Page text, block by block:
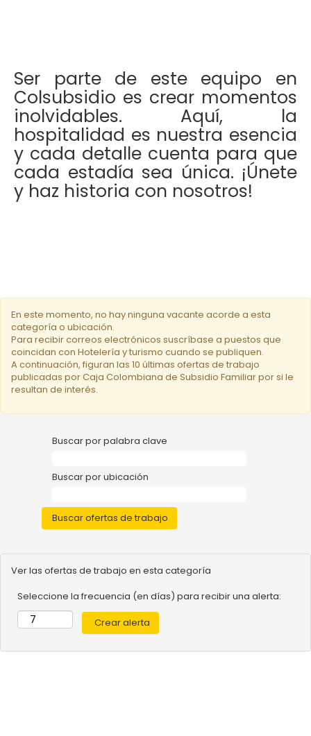
Ser parte de este equipo en
Colsubsidio es crear momentos
inolvidables. Aquí, la
hospitalidad es nuestra esencia
y cada detalle cuenta para que
cada estadía sea única. ¡Únete
y haz historia con nosotros!
En este momento, no hay ninguna vacante acorde a esta
categoría o ubicación.
Para recibir correos electrónicos suscríbase a puestos que
coincidan con Hotelería y turismo cuando se publiquen.
A continuación, figuran las 10 últimas ofertas de trabajo
publicadas por Caja Colombiana de Subsidio Familiar por si le
resultan de interés.
Buscar por palabra clave
Buscar por ubicación
Ver las ofertas de trabajo en esta categoría
Seleccione la frecuencia (en días) para recibir una alerta: